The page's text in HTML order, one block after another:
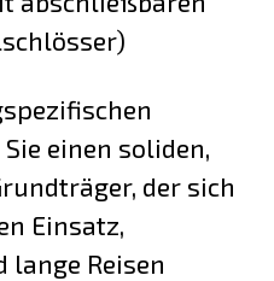
einen soliden,
der sich
Einsatz,
lange Reisen